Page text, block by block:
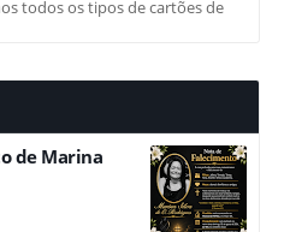
todos os tipos de cartões de
de Marina